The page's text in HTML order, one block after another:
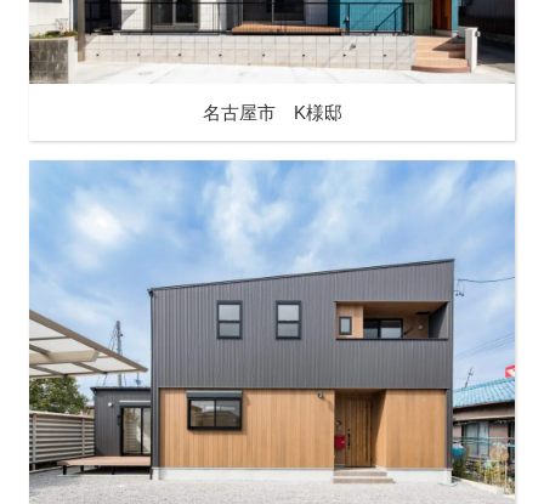
名古屋市 K様邸